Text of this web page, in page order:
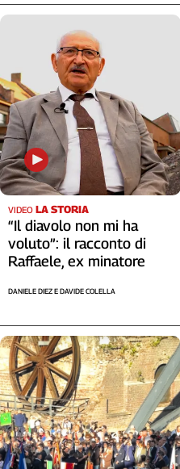
redazione
Newsletter
Social
VIDEO LA STORIA
“Il diavolo non mi ha
voluto”: il racconto di
Raffaele, ex minatore
DANIELE DIEZ E DAVIDE COLELLA